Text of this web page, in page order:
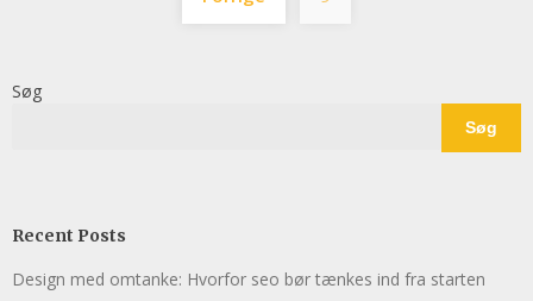
Søg
Søg
Recent Posts
Design med omtanke: Hvorfor seo bør tænkes ind fra starten